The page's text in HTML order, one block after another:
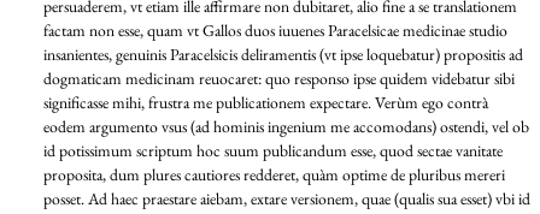
persuaderem, vt etiam ille affirmare non dubitaret, alio fine a se translationem
factam non esse, quam vt Gallos duos iuuenes Paracelsicae medicinae studio
insanientes, genuinis Paracelsicis deliramentis (vt ipse loquebatur) propositis ad
dogmaticam medicinam reuocaret: quo responso ipse quidem videbatur sibi
significasse mihi, frustra me publicationem expectare. Verùm ego contrà
eodem argumento vsus (ad hominis ingenium me accomodans) ostendi, vel ob
id potissimum scriptum hoc suum publicandum esse, quod sectae vanitate
proposita, dum plures cautiores redderet, quàm optime de pluribus mereri
posset. Ad haec praestare aiebam, extare versionem, quae (qualis sua esset) vbi id